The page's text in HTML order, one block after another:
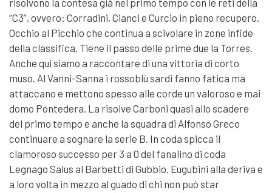
“C3”, ovvero: Corradini, Cianci e Curcio in pieno recupero.
Occhio al Picchio che continua a scivolare in zone infide
della classifica. Tiene il passo delle prime due la Torres.
Anche qui siamo a raccontare di una vittoria di corto
muso. Al Vanni-Sanna i rossoblù sardi fanno fatica ma
attaccano e mettono spesso alle corde un valoroso e mai
domo Pontedera. La risolve Carboni quasi allo scadere
del primo tempo e anche la squadra di Alfonso Greco
continuare a sognare la serie B. In coda spicca il
clamoroso successo per 3 a 0 del fanalino di coda
Legnago Salus al Barbetti di Gubbio. Eugubini alla deriva e
a loro volta in mezzo al guado di chi non può star